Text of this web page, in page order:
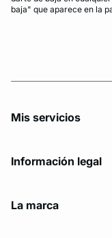
baja" que aparece en la
Mis servicios
Información legal
La marca